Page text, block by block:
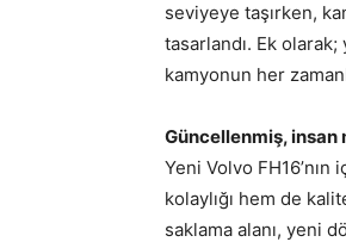
seviyeye taşırken,
tasarlandı. Ek olarak;
kamyonun her
Güncellenmiş, insan
Yeni Volvo
kolaylığı hem de
saklama alanı, yeni